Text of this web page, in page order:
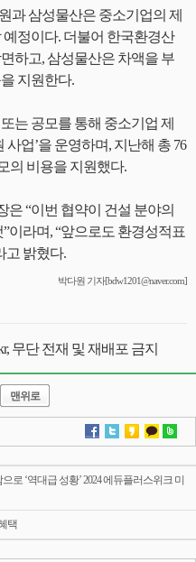
과 삼성물산은 중소기업의 제
정이다. 더불어 한국환경산
하고, 삼성물산은 차액을 부
지원한다.
는 공모를 통해 중소기업 제
업’을 운영하며, 지난해 총 76
의 비용을 지원했다.
“이번 협약이 건설 분야의
이라며, “앞으로도 환경성적표
고 밝혔다.
박다원 기자[bdw1201@naver.com]
무단 전재 및 재배포 금지
맨위로
로 ‘역대급 성황’ 2024 에듀플러스위크 미
택